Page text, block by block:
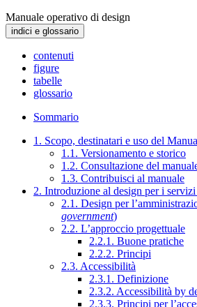
Manuale operativo di design
indici e glossario
contenuti
figure
tabelle
glossario
Sommario
1. Scopo, destinatari e uso del
1.1. Versionamento e storico
1.2. Consultazione del
1.3. Contribuisci al manuale
2. Introduzione al design per i
2.1. Design per
government)
2.2. L’approccio progettuale
2.2.1. Buone pratiche
2.2.2. Principi
2.3. Accessibilità
2.3.1. Definizione
2.3.2. Accessibilità by
2.3.3. Principi per